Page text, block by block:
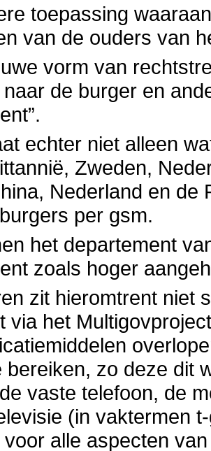
toepassing
van de ouders van
vorm van
de burger en
echter niet alleen
Zweden,
Nederland en de
per gsm.
het departement
zoals hoger
zit hieromtrent niet
via het
bereiken, zo deze dit
vaste telefoon, de
(in vaktermen
voor alle aspecten